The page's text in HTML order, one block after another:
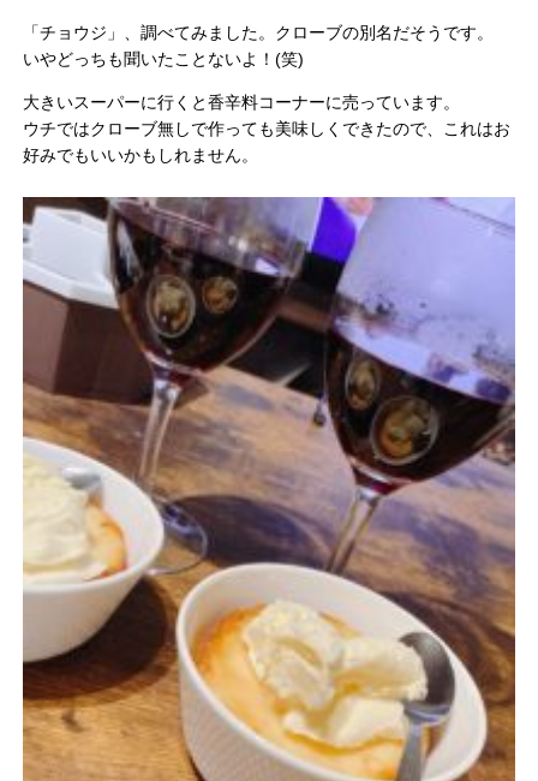
「チョウジ」、調べてみました。クローブの別名だそうです。
いやどっちも聞いたことないよ！(笑)
大きいスーパーに行くと香辛料コーナーに売っています。
ウチではクローブ無しで作っても美味しくできたので、これはお
好みでもいいかもしれません。